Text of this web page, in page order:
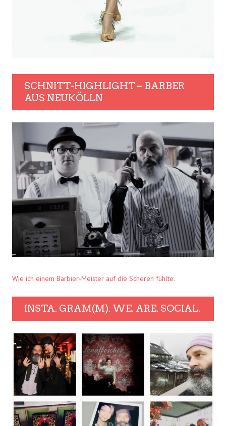
SCHNITT-HIGHLIGHT – BARBER
AUS NEUKÖLLN
Wie ich einem Barbier-Meister auf die Scheren fühlte.
INSTA. GRAM(M). WE. ARE. SOCIAL.